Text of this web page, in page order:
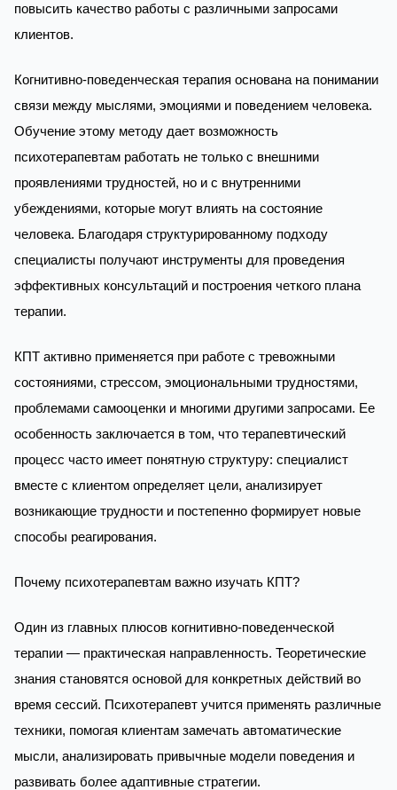
повысить качество работы с различными запросами
клиентов.
Когнитивно-поведенческая терапия основана на понимании
связи между мыслями, эмоциями и поведением человека.
Обучение этому методу дает возможность
психотерапевтам работать не только с внешними
проявлениями трудностей, но и с внутренними
убеждениями, которые могут влиять на состояние
человека. Благодаря структурированному подходу
специалисты получают инструменты для проведения
эффективных консультаций и построения четкого плана
терапии.
КПТ активно применяется при работе с тревожными
состояниями, стрессом, эмоциональными трудностями,
проблемами самооценки и многими другими запросами. Ее
особенность заключается в том, что терапевтический
процесс часто имеет понятную структуру: специалист
вместе с клиентом определяет цели, анализирует
возникающие трудности и постепенно формирует новые
способы реагирования.
Почему психотерапевтам важно изучать КПТ?
Один из главных плюсов когнитивно-поведенческой
терапии — практическая направленность. Теоретические
знания становятся основой для конкретных действий во
время сессий. Психотерапевт учится применять различные
техники, помогая клиентам замечать автоматические
мысли, анализировать привычные модели поведения и
развивать более адаптивные стратегии.